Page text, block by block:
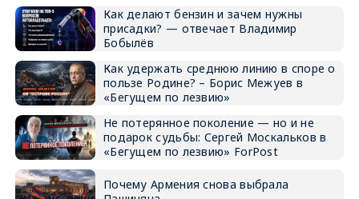
Как делают бензин и зачем нужны
присадки? — отвечает Владимир
Бобылёв
Как удержать среднюю линию в споре о
пользе Родине? – Борис Межуев в
«Бегущем по лезвию»
Не потерянное поколение — но и не
подарок судьбы: Сергей Москальков в
«Бегущем по лезвию» ForPost
Почему Армения снова выбрала